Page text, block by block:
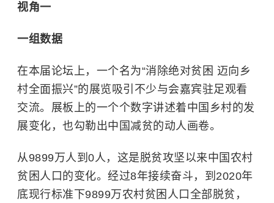
视角一
一组数据
在本届论坛上，一个名为“消除绝对贫困 迈向乡
村全面振兴”的展览吸引不少与会嘉宾驻足观看
交流。展板上的一个个数字讲述着中国乡村的发
展变化，也勾勒出中国减贫的动人画卷。
从9899万人到0人，这是脱贫攻坚以来中国农村
贫困人口的变化。经过8年接续奋斗，到2020年
底现行标准下9899万农村贫困人口全部脱贫，